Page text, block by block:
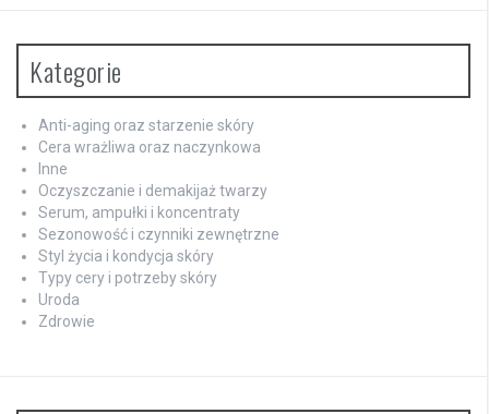
Kategorie
Anti-aging oraz starzenie skóry
Cera wrażliwa oraz naczynkowa
Inne
Oczyszczanie i demakijaż twarzy
Serum, ampułki i koncentraty
Sezonowość i czynniki zewnętrzne
Styl życia i kondycja skóry
Typy cery i potrzeby skóry
Uroda
Zdrowie